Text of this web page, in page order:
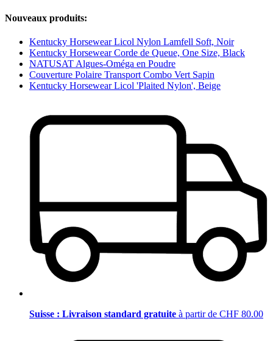
Nouveaux produits:
Kentucky Horsewear Licol Nylon Lamfell Soft, Noir
Kentucky Horsewear Corde de Queue, One Size, Black
NATUSAT Algues-Oméga en Poudre
Couverture Polaire Transport Combo Vert Sapin
Kentucky Horsewear Licol 'Plaited Nylon', Beige
Suisse : Livraison standard gratuite à partir de CHF 80.00